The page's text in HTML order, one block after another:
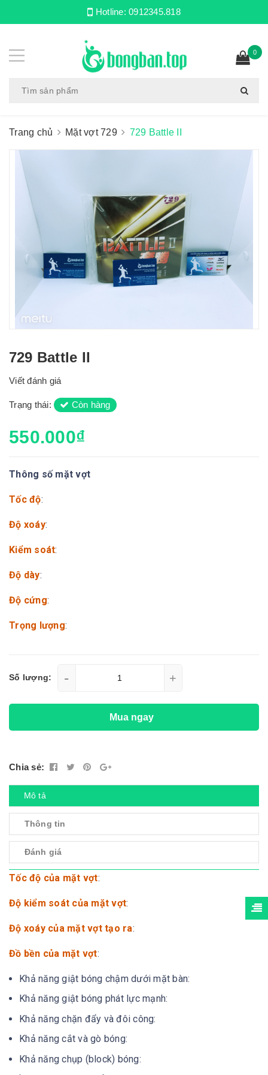
Hotline: 0912345.818
0
Trang chủ Mặt vợt 729 729 Battle II
729 Battle II
Viết đánh giá
Trạng thái: Còn hàng
550.000₫
Thông số mặt vợt
Tốc độ:
Độ xoáy:
Kiểm soát:
Độ dày:
Độ cứng:
Trọng lượng:
Số lượng: - +
Mua ngay
Chia sẻ:
Mô tả
Thông tin
Đánh giá
Tốc độ của mặt vợt:
Độ kiểm soát của mặt vợt:
Độ xoáy của mặt vợt tạo ra:
Đồ bền của mặt vợt:
Khả năng giật bóng chậm dưới mặt bàn:
Khả năng giật bóng phát lực mạnh:
Khả năng chặn đẩy và đôi công:
Khả năng cắt và gò bóng:
Khả năng chụp (block) bóng: